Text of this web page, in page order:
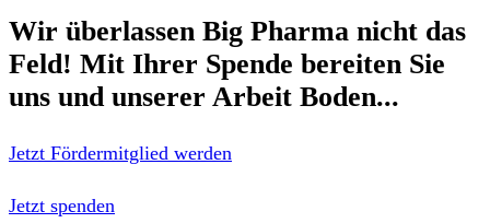
Wir überlassen Big Pharma nicht das
Feld! Mit Ihrer Spende bereiten Sie
uns und unserer Arbeit Boden...
Jetzt Fördermitglied werden
Jetzt spenden